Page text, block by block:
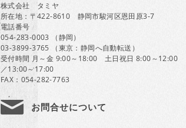
株式会社 タミヤ
所在地：〒422-8610 静岡市駿河区恩田原3-7
電話番号
054-283-0003 （静岡）
03-3899-3765 （東京：静岡へ自動転送）
受付時間 月～金 9:00～18:00 土日祝日 8:00～12:00
／13:00～17:00
FAX：054-282-7763
お問合せについて